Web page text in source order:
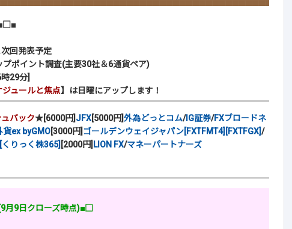
回発表予定
ポイント調査(主要30社＆6通貨ペア)
29分]
ュールと焦点】は日曜にアップします！
バック★[6000円] JFX[5000円]外為どっとコム/IG証券/FXブロードネ
貨ex byGMO[3000円] ゴールデンウェイジャパン[FXTFMT4][FXTFGX]/
りっく株365] [2000円] LION FX/マネーパートナーズ
月9日クローズ時点)■□